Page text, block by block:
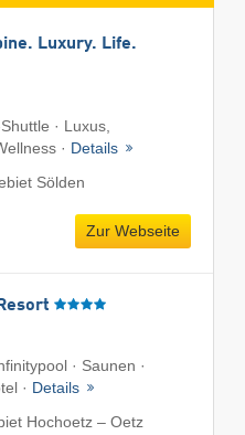
Luxury. Life.
· Luxus,
· Details
Sölden
Zur Webseite
· Saunen ·
· Details
Hochoetz – Oetz